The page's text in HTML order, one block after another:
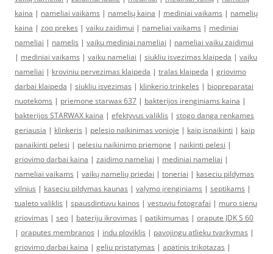
kaina | nameliai vaikams | namelių kaina | mediniai vaikams | namelių
kaina | zoo prekes | vaiku zaidimui | nameliai vaikams | mediniai
nameliai | namelis | vaiku mediniai nameliai | nameliai vaiku zaidimui
| mediniai vaikams | vaiku nameliai | siukliu isvezimas klaipeda | vaiku
nameliai | kroviniu pervezimas klaipeda | tralas klaipeda | griovimo
darbai klaipeda | siukliu isvezimas | klinkerio trinkeles | biopreparatai
nuotekoms | priemone starwax 637 | bakterijos irenginiams kaina |
bakterijos STARWAX kaina | efektyvus valiklis | stogo danga renkames
geriausia | klinkeris | pelesio naikinimas vonioje | kaip isnaikinti | kaip
panaikinti pelesi | pelesiu naikinimo priemone | naikinti pelesi |
griovimo darbai kaina | zaidimo nameliai | mediniai nameliai |
nameliai vaikams | vaikų namelių priedai | toneriai | kaseciu pildymas
vilnius | kaseciu pildymas kaunas | valymo įrenginiams | septikams |
tualeto valiklis | spausdintuvu kainos | vestuviu fotografai | muro sienu
griovimas | seo | bateriju ikrovimas | patikimumas | orapute JDK S 60
| oraputes membranos | indu ploviklis | pavojingu atlieku tvarkymas |
griovimo darbai kaina | geliu pristatymas | apatinis trikotazas |